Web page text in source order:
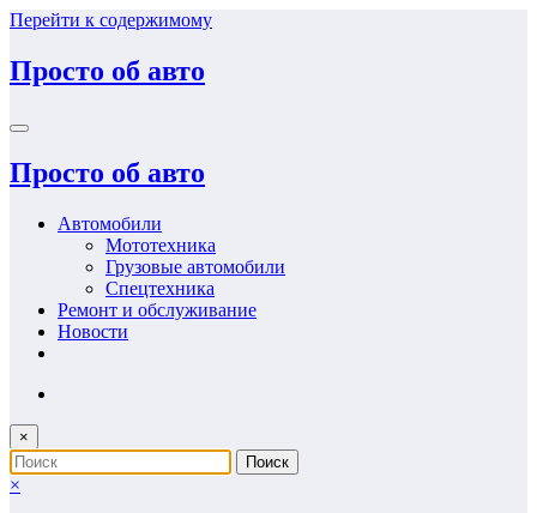
Перейти к содержимому
Просто об авто
Просто об авто
Автомобили
Мототехника
Грузовые автомобили
Спецтехника
Ремонт и обслуживание
Новости
×
×